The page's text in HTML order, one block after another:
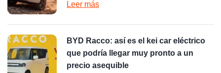
Leer más
BYD Racco: así es el kei car eléctrico
que podría llegar muy pronto a un
precio asequible